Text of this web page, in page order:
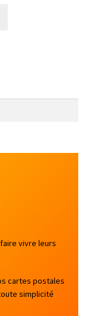
vivre leurs
cartes postales
simplicité